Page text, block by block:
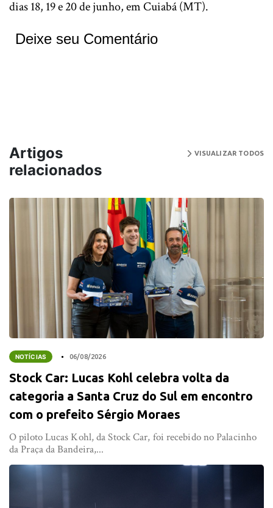
dias 18, 19 e 20 de junho, em Cuiabá (MT).
Deixe seu Comentário
Artigos
relacionados
VISUALIZAR TODOS
NOTÍCIAS 06/08/2026
Stock Car: Lucas Kohl celebra volta da
categoria a Santa Cruz do Sul em encontro
com o prefeito Sérgio Moraes
O piloto Lucas Kohl, da Stock Car, foi recebido no Palacinho
da Praça da Bandeira,...